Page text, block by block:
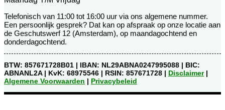
Telefonisch van 11:00 tot 16:00 uur via ons algemene nummer.
Een persoonlijk gesprek? Dat kan op afspraak op onze locatie aan
de Geschutswerf 12 (Amsterdam), op maandagochtend en
donderdagochtend.
BTW: 857671728B01 | IBAN: NL29ABNA0247995088 | BIC:
ABNANL2A | KvK: 68975546 | RSIN: 857671728 | Disclaimer|
Algemene Voorwaarden | Privacybeleid